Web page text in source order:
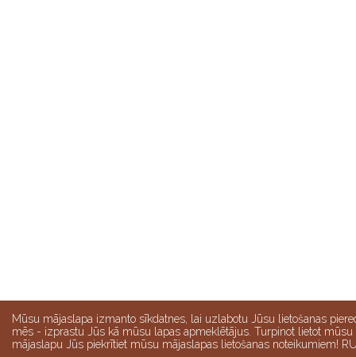
Mūsu mājaslapa izmanto sīkdatnes, lai uzlabotu Jūsu lietošanas
mēs - izprastu Jūs kā mūsu lapas apmeklētājus. Turpinot lietot mūsu
mājaslapu Jūs piekrītiet mūsu mājaslapas lietošanas noteikumiem!